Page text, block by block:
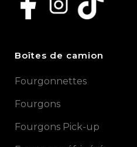
Boîtes de camion
Fourgonnettes
Fourgons
Fourgons Pick-up